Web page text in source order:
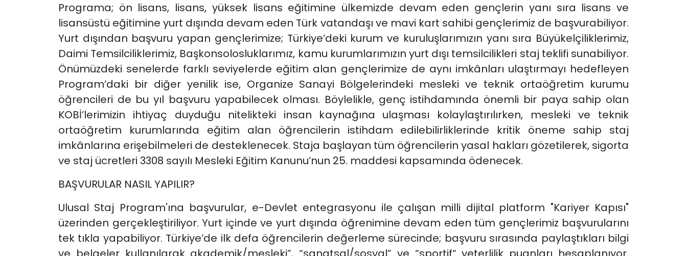
Programa; ön lisans, lisans, yüksek lisans eğitimine ülkemizde devam eden gençlerin yanı sıra lisans ve
lisansüstü eğitimine yurt dışında devam eden Türk vatandaşı ve mavi kart sahibi gençlerimiz de başvurabiliyor.
Yurt dışından başvuru yapan gençlerimize; Türkiye’deki kurum ve kuruluşlarımızın yanı sıra Büyükelçiliklerimiz,
Daimi Temsilciliklerimiz, Başkonsolosluklarımız, kamu kurumlarımızın yurt dışı temsilcilikleri staj teklifi sunabiliyor.
Önümüzdeki senelerde farklı seviyelerde eğitim alan gençlerimize de aynı imkânları ulaştırmayı hedefleyen
Program’daki bir diğer yenilik ise, Organize Sanayi Bölgelerindeki mesleki ve teknik ortaöğretim kurumu
öğrencileri de bu yıl başvuru yapabilecek olması. Böylelikle, genç istihdamında önemli bir paya sahip olan
KOBİ’lerimizin ihtiyaç duyduğu nitelikteki insan kaynağına ulaşması kolaylaştırılırken, mesleki ve teknik
ortaöğretim kurumlarında eğitim alan öğrencilerin istihdam edilebilirliklerinde kritik öneme sahip staj
imkânlarına erişebilmeleri de desteklenecek. Staja başlayan tüm öğrencilerin yasal hakları gözetilerek, sigorta
ve staj ücretleri 3308 sayılı Mesleki Eğitim Kanunu’nun 25. maddesi kapsamında ödenecek.
BAŞVURULAR NASIL YAPILIR?
Ulusal Staj Program'ına başvurular, e-Devlet entegrasyonu ile çalışan milli dijital platform "Kariyer Kapısı"
üzerinden gerçekleştiriliyor. Yurt içinde ve yurt dışında öğrenimine devam eden tüm gençlerimiz başvurularını
tek tıkla yapabiliyor. Türkiye’de ilk defa öğrencilerin değerleme sürecinde; başvuru sırasında paylaştıkları bilgi